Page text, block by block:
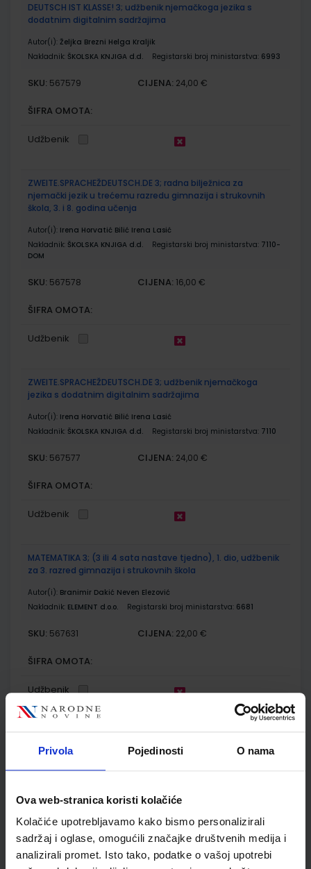
Privola Pojedinosti O nama
Ova web-stranica koristi kolačiće
Kolačiće upotrebljavamo kako bismo personalizirali
sadržaj i oglase, omogućili značajke društvenih medija i
analizirali promet. Isto tako, podatke o vašoj upotrebi
DEUTSCH IST KLASSE! 3; udžbenik njemačkoga jezika s
dodatnim digitalnim sadržajima
Autor(i): Željka Brezni Helga Kraljik
Nakladnik: ŠKOLSKA KNJIGA d.d. Registarski broj ministarstva: 6993
SKU: 567579 CIJENA: 24,00 €
ŠIFRA OMOTA:
Udžbenik
ZWEITE.SPRACHEŽDEUTSCH.DE 3; radna bilježnica za
njemački jezik u trećemu razredu gimnazija i strukovnih
škola, 3. i 8. godina učenja
Autor(i): Irena Horvatić Bilić Irena Lasić
Nakladnik: ŠKOLSKA KNJIGA d.d. Registarski broj ministarstva: 7110-
DOM
SKU: 567578 CIJENA: 16,00 €
ŠIFRA OMOTA:
Udžbenik
ZWEITE.SPRACHEŽDEUTSCH.DE 3; udžbenik njemačkoga
jezika s dodatnim digitalnim sadržajima
Autor(i): Irena Horvatić Bilić Irena Lasić
Nakladnik: ŠKOLSKA KNJIGA d.d. Registarski broj ministarstva: 7110
SKU: 567577 CIJENA: 24,00 €
ŠIFRA OMOTA:
Udžbenik
MATEMATIKA 3; (3 ili 4 sata nastave tjedno), 1. dio, udžbenik
za 3. razred gimnazija i strukovnih škola
Autor(i): Branimir Dakić Neven Elezović
Nakladnik: ELEMENT d.o.o. Registarski broj ministarstva: 6681
SKU: 567631 CIJENA: 22,00 €
ŠIFRA OMOTA:
Udžbenik
MATEMATIKA 3; (3 ili 4 sata nastave tjedno), 2. dio, udžbenik
za 3. razred gimnazija i strukovnih škola
Autor(i):Branimir Dakić Neven Elezović
ŠIFRA OMOTA:
Udžbenik